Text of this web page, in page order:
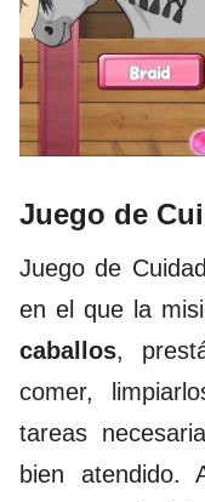
Juego de
Juego de
en el que la
caballos,
comer,
tareas
bien atendido.